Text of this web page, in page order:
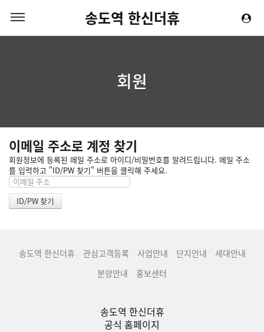
송도역 한신더휴
회원
이메일 주소로 계정 찾기
회원정보에 등록된 메일 주소로 아이디/비밀번호를 알려드립니다. 메일 주소
를 입력하고 "ID/PW 찾기" 버튼을 클릭해 주세요.
송도역 한신더휴 관심고객등록 사업안내 단지안내
세대안내
분양안내
홍보센터
송도역 한신더휴
공식 홈페이지